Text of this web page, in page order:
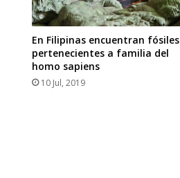
En Filipinas encuentran fósiles
pertenecientes a familia del
homo sapiens
10 Jul, 2019